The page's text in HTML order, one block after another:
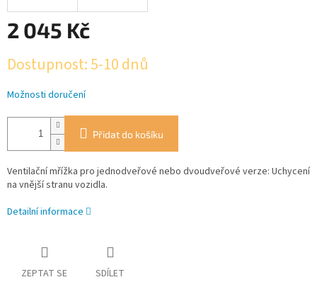
2 045 Kč
cena:
Dostupnost: 5-10 dnů
Možnosti doručení
Přidat do košíku
Ventilační mřížka pro jednodveřové nebo dvoudveřové verze: Uchycení
na vnější stranu vozidla.
Detailní informace
ZEPTAT SE SDÍLET